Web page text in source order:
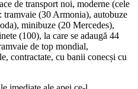
de transport noi, moderne (cele
(30 Armonia), autobuze
minibuze (20 Mercedes),
(100), la care se adaugă 44
de top mondial,
contractate, cu banii conecși cu